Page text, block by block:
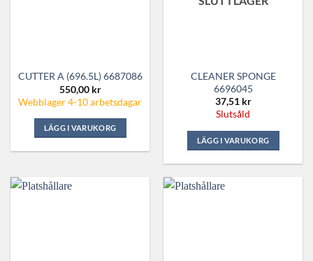
CUTTER A (696.5L) 6687086
550,00 kr
Webblager 4-10 arbetsdagar
LÄGG I VARUKORG
CLEANER SPONGE
6696045
37,51 kr
Slutsåld
LÄGG I VARUKORG